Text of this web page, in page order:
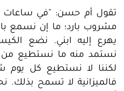
تقول أم حسن: "في ساعات
مشروب بارد؛ ما إن نسمع
يهرع إليه ابني. نضع
نستمد منه ما نستطيع
لكننا لا نستطيع كل يوم
فالميزانية لا تسمح بذلك.